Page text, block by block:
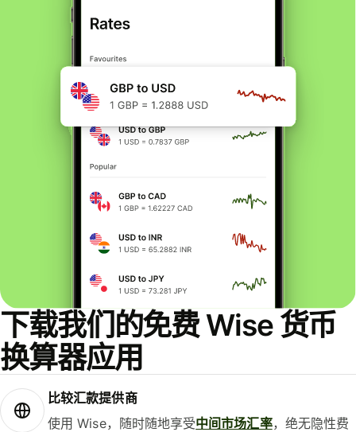
下载我们的免费 Wise 货币
换算器应用
比较汇款提供商
使用 Wise，随时随地享受中间市场汇率，绝无隐性费